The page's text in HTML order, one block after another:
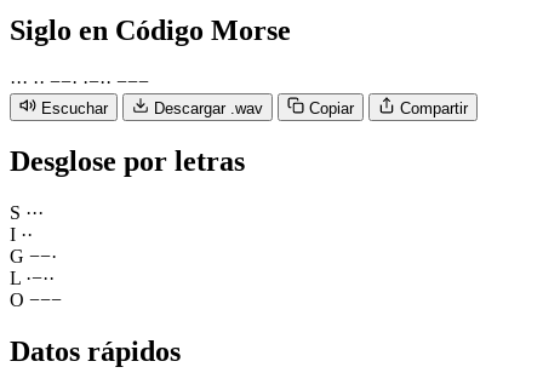
Siglo en Código Morse
··· ·· −−· ·−·· −−−
Escuchar Descargar .wav Copiar Compartir
Desglose por letras
S ···
I ··
G −−·
L ·−··
O −−−
Datos rápidos